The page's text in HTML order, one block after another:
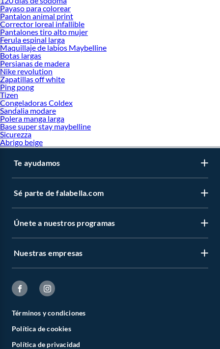
Payaso para colorear
Pantalon animal print
Corrector loreal infallible
Pantalones tiro alto mujer
Ferula espinal larga
Maquillaje de labios Maybelline
Botas largas
Persianas de madera
Nike revolution
Zapatillas off white
Ping pong
Tizen
Congeladoras Coldex
Sandalia modare
Polera manga larga
Base super stay maybelline
Sicurezza
Abrigo beige
Te ayudamos
Sé parte de falabella.com
Únete a nuestros programas
Nuestras empresas
Términos y condiciones
Política de cookies
Política de privacidad